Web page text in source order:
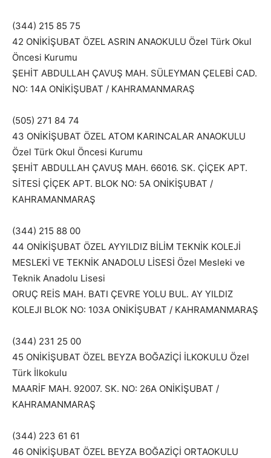
(344) 215 85 75
42 ONİKİŞUBAT ÖZEL ASRIN ANAOKULU Özel Türk Okul
Öncesi Kurumu
ŞEHİT ABDULLAH ÇAVUŞ MAH. SÜLEYMAN ÇELEBİ CAD.
NO: 14A ONİKİŞUBAT / KAHRAMANMARAŞ
(505) 271 84 74
43 ONİKİŞUBAT ÖZEL ATOM KARINCALAR ANAOKULU
Özel Türk Okul Öncesi Kurumu
ŞEHİT ABDULLAH ÇAVUŞ MAH. 66016. SK. ÇİÇEK APT.
SİTESİ ÇİÇEK APT. BLOK NO: 5A ONİKİŞUBAT /
KAHRAMANMARAŞ
(344) 215 88 00
44 ONİKİŞUBAT ÖZEL AYYILDIZ BİLİM TEKNİK KOLEJİ
MESLEKİ VE TEKNİK ANADOLU LİSESİ Özel Mesleki ve
Teknik Anadolu Lisesi
ORUÇ REİS MAH. BATI ÇEVRE YOLU BUL. AY YILDIZ
KOLEJI BLOK NO: 103A ONİKİŞUBAT / KAHRAMANMARAŞ
(344) 231 25 00
45 ONİKİŞUBAT ÖZEL BEYZA BOĞAZİÇİ İLKOKULU Özel
Türk İlkokulu
MAARİF MAH. 92007. SK. NO: 26A ONİKİŞUBAT /
KAHRAMANMARAŞ
(344) 223 61 61
46 ONİKİŞUBAT ÖZEL BEYZA BOĞAZİÇİ ORTAOKULU